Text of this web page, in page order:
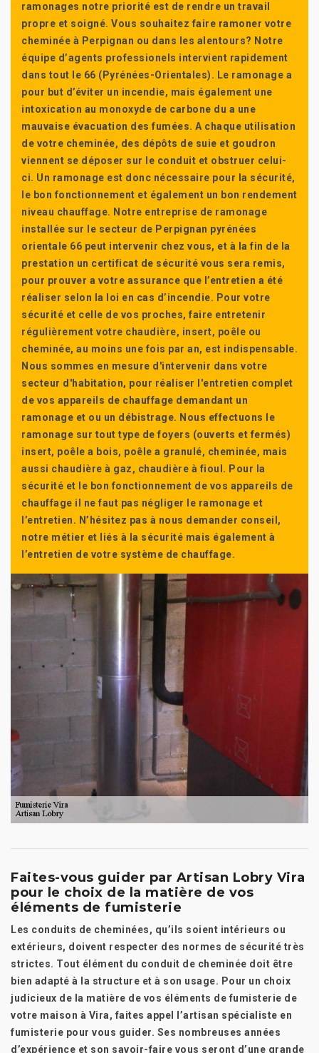
ramonages notre priorité est de rendre un travail
propre et soigné. Vous souhaitez faire ramoner votre
cheminée à Perpignan ou dans les alentours? Notre
équipe d’agents professionels intervient rapidement
dans tout le 66 (Pyrénées-Orientales). Le ramonage a
pour but d’éviter un incendie, mais également une
intoxication au monoxyde de carbone du a une
mauvaise évacuation des fumées. A chaque utilisation
de votre cheminée, des dépôts de suie et goudron
viennent se déposer sur le conduit et obstruer celui-
ci. Un ramonage est donc nécessaire pour la sécurité,
le bon fonctionnement et également un bon rendement
niveau chauffage. Notre entreprise de ramonage
installée sur le secteur de Perpignan pyrénées
orientale 66 peut intervenir chez vous, et à la fin de la
prestation un certificat de sécurité vous sera remis,
pour prouver a votre assurance que l’entretien a été
réaliser selon la loi en cas d’incendie. Pour votre
sécurité et celle de vos proches, faire entretenir
régulièrement votre chaudière, insert, poêle ou
cheminée, au moins une fois par an, est indispensable.
Nous sommes en mesure d'intervenir dans votre
secteur d'habitation, pour réaliser l'entretien complet
de vos appareils de chauffage demandant un
ramonage et ou un débistrage. Nous effectuons le
ramonage sur tout type de foyers (ouverts et fermés)
insert, poêle a bois, poêle a granulé, cheminée, mais
aussi chaudière à gaz, chaudière à fioul. Pour la
sécurité et le bon fonctionnement de vos appareils de
chauffage il ne faut pas négliger le ramonage et
l’entretien. N’hésitez pas à nous demander conseil,
notre métier et liés à la sécurité mais également à
l’entretien de votre système de chauffage.
Faites-vous guider par Artisan Lobry Vira
pour le choix de la matière de vos
éléments de fumisterie
Les conduits de cheminées, qu’ils soient intérieurs ou
extérieurs, doivent respecter des normes de sécurité très
strictes. Tout élément du conduit de cheminée doit être
bien adapté à la structure et à son usage. Pour un choix
judicieux de la matière de vos éléments de fumisterie de
votre maison à Vira, faites appel l’artisan spécialiste en
fumisterie pour vous guider. Ses nombreuses années
d’expérience et son savoir-faire vous seront d’une grande